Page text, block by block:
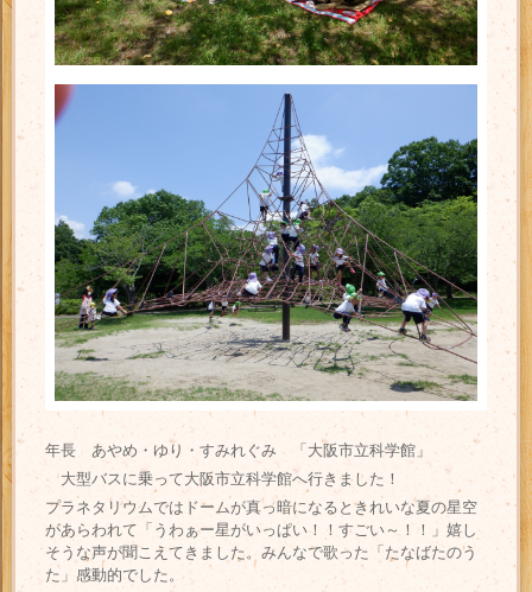
年長 あやめ・ゆり・すみれぐみ 「大阪市立科学館」
大型バスに乗って大阪市立科学館へ行きました！
プラネタリウムではドームが真っ暗になるときれいな夏の星空
があらわれて「うわぁー星がいっぱい！！すごい～！！」嬉し
そうな声が聞こえてきました。みんなで歌った「たなばたのう
た」感動的でした。